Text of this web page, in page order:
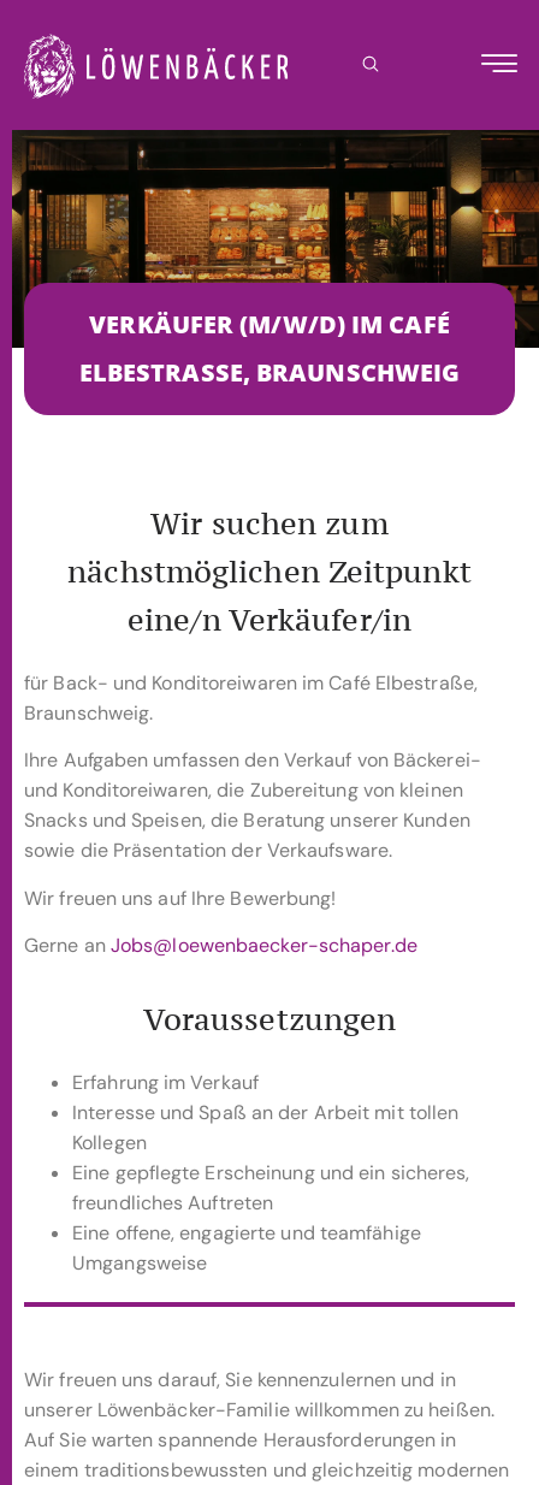
springen
VERKÄUFER (M/W/D) IM CAFÉ
ELBESTRASSE, BRAUNSCHWEIG
Wir suchen zum
nächstmöglichen Zeitpunkt
eine/n Verkäufer/in
für Back- und Konditoreiwaren im Café Elbestraße,
Braunschweig.
Ihre Aufgaben umfassen den Verkauf von Bäckerei-
und Konditoreiwaren, die Zubereitung von kleinen
Snacks und Speisen, die Beratung unserer Kunden
sowie die Präsentation der Verkaufsware.
Wir freuen uns auf Ihre Bewerbung!
Gerne anJobs@loewenbaecker-schaper.de
Voraussetzungen
Erfahrung im Verkauf
Interesse und Spaß an der Arbeit mit tollen
Kollegen
Eine gepflegte Erscheinung und ein sicheres,
freundliches Auftreten
Eine offene, engagierte und teamfähige
Umgangsweise
Wir freuen uns darauf, Sie kennenzulernen und in
unserer Löwenbäcker-Familie willkommen zu heißen.
Auf Sie warten spannende Herausforderungen in
einem traditionsbewussten und gleichzeitig modernen